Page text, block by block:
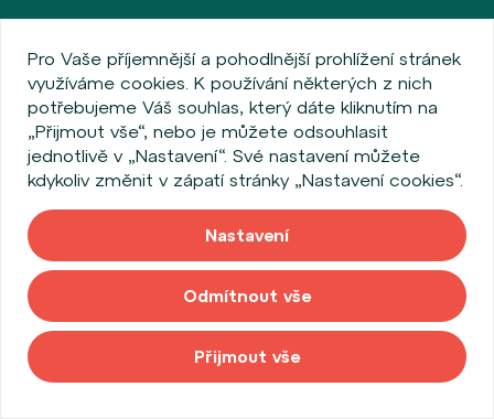
Pro Vaše příjemnější a pohodlnější prohlížení stránek
využíváme cookies. K používání některých z nich
potřebujeme Váš souhlas, který dáte kliknutím na
„Přijmout vše“, nebo je můžete odsouhlasit
jednotlivě v „Nastavení“. Své nastavení můžete
kdykoliv změnit v zápatí stránky „Nastavení cookies“.
Nastavení
Odmítnout vše
Přijmout vše